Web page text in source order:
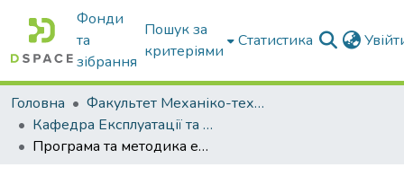
Фонди
та
зібрання
Пошук за
критеріями
Статистика
Головна
Факультет Механіко-технологічний
Кафедра Експлуатації та технічного сервісу машин
Програма та методика експериментальних досліджень зношування деталей шестеренних насосів